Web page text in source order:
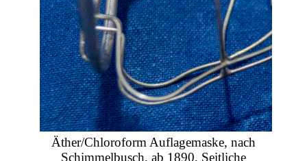
Äther/Chloroform Auflagemaske, nach
Schimmelbusch, ab 1890, Seitliche